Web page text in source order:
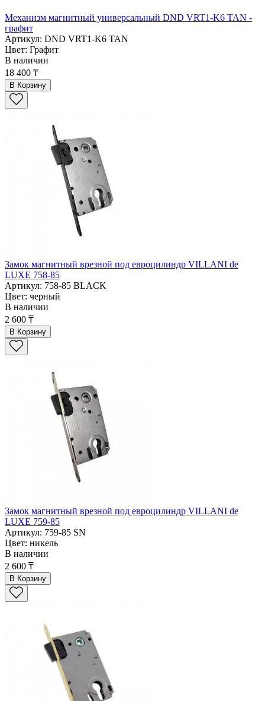
Механизм магнитный универсальный DND VRT1-K6 TAN -
графит
Артикул: DND VRT1-K6 TAN
Цвет: Графит
В наличии
18 400 ₸
В Корзину
Замок магнитный врезной под евроцилиндр VILLANI de
LUXE 758-85
Артикул: 758-85 BLACK
Цвет: черный
В наличии
2 600 ₸
В Корзину
Замок магнитный врезной под евроцилиндр VILLANI de
LUXE 759-85
Артикул: 759-85 SN
Цвет: никель
В наличии
2 600 ₸
В Корзину